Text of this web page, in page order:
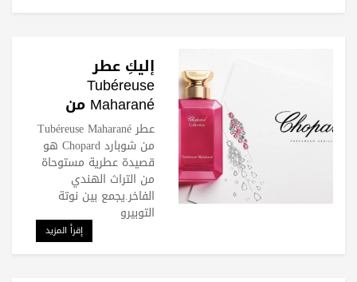
إليكِ عطر
Tubéreuse
Maharané من
شوبارد Chopard
عطر Tubéreuse Maharané
من شوبارد Chopard هو
قصيدة عطرية مستوحاة
من التراث الهندي
الفاخر.يجمع بين نوتة
التوبيرو
إقرأ المزيد